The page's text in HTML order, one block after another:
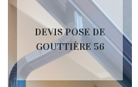
DEVIS POSE DE
GOUTTIÈRE 56